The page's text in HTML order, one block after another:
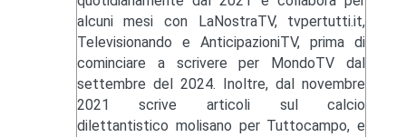
alcuni mesi con LaNostraTV, tvpertutti.it,
Televisionando e AnticipazioniTV, prima di
cominciare a scrivere per MondoTV dal
settembre del 2024. Inoltre, dal novembre
2021 scrive articoli sul calcio
dilettantistico molisano per Tuttocampo, e